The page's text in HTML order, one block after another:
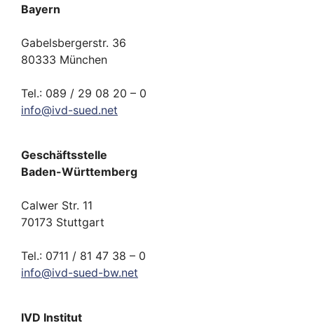
Bayern
Gabelsbergerstr. 36
80333 München
Tel.: 089 / 29 08 20 – 0
info@ivd-sued.net
Geschäftsstelle
Baden-Württemberg
Calwer Str. 11
70173 Stuttgart
Tel.: 0711 / 81 47 38 – 0
info@ivd-sued-bw.net
IVD Institut